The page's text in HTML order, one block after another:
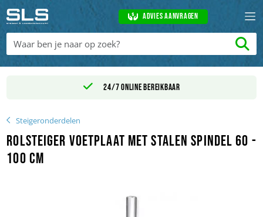
Advies aanvragen
24/7 online bereikbaar
Steigeronderdelen
Rolsteiger voetplaat met stalen spindel 60 -
100 cm